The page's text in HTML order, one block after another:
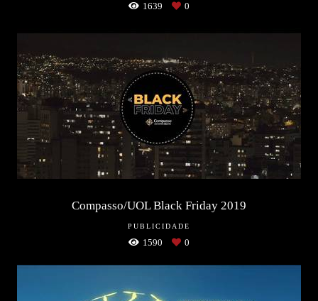
1639 0
Compasso/UOL Black Friday 2019
PUBLICIDADE
1590 0